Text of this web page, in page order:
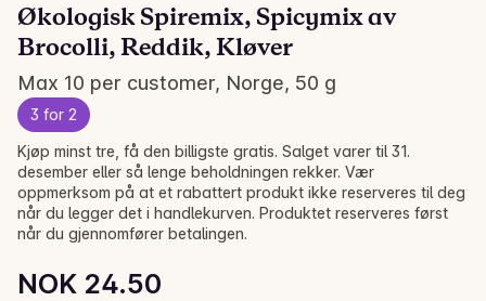
Økologisk Spiremix, Spicymix av
Brocolli, Reddik, Kløver
Max 10 per customer, Norge, 50 g
3 for 2
NOK 24.50
Unit price: NOK 490.00 /kg
Kjøp minst tre, få den billigste gratis. Salget varer til 31.
desember eller så lenge beholdningen rekker. Vær
oppmerksom på at et rabattert produkt ikke reserveres til deg
når du legger det i handlekurven. Produktet reserveres først
når du gjennomfører betalingen.